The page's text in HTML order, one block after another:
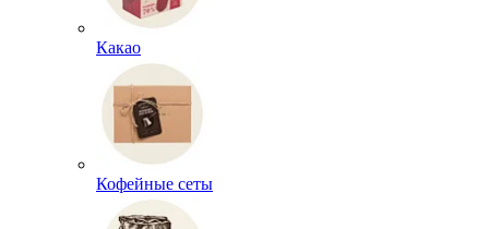
Какао
Кофейные сеты